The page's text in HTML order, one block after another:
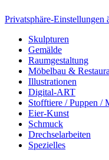
Privatsphäre-Einstellungen
Skulpturen
Gemälde
Raumgestaltung
Möbelbau &
Illustrationen
Digital-ART
Stofftiere / Puppen /
Eier-Kunst
Schmuck
Drechselarbeiten
Spezielles